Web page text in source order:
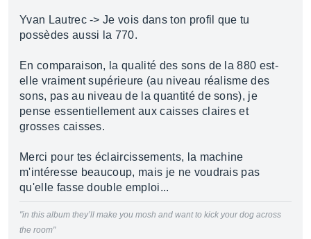
Yvan Lautrec -> Je vois dans ton profil que tu
possèdes aussi la 770.
En comparaison, la qualité des sons de la 880 est-
elle vraiment supérieure (au niveau réalisme des
sons, pas au niveau de la quantité de sons), je
pense essentiellement aux caisses claires et
grosses caisses.
Merci pour tes éclaircissements, la machine
m'intéresse beaucoup, mais je ne voudrais pas
qu'elle fasse double emploi...
"in this album they’ll make you mosh and want to kick your dog across
the room"